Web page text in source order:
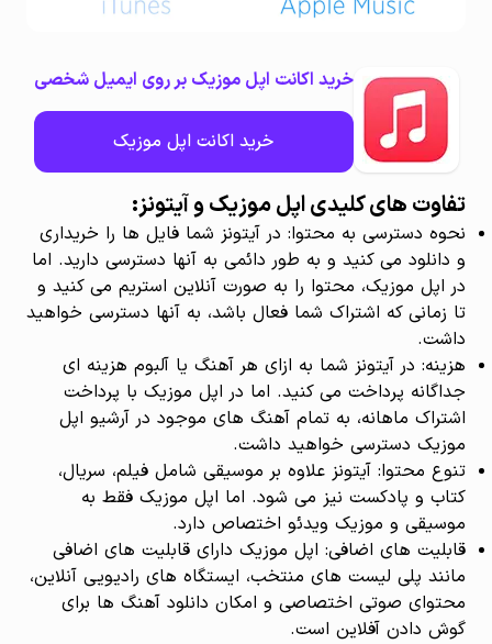
خرید اکانت اپل موزیک بر روی ایمیل شخصی
خرید اکانت اپل موزیک
تفاوت های کلیدی اپل موزیک و آیتونز:
نحوه دسترسی به محتوا: در آیتونز شما فایل ها را خریداری
و دانلود می کنید و به طور دائمی به آنها دسترسی دارید. اما
در اپل موزیک، محتوا را به صورت آنلاین استریم می کنید و
تا زمانی که اشتراک شما فعال باشد، به آنها دسترسی خواهید
داشت.
هزینه: در آیتونز شما به ازای هر آهنگ یا آلبوم هزینه ای
جداگانه پرداخت می کنید. اما در اپل موزیک با پرداخت
اشتراک ماهانه، به تمام آهنگ های موجود در آرشیو اپل
موزیک دسترسی خواهید داشت.
تنوع محتوا: آیتونز علاوه بر موسیقی شامل فیلم، سریال،
کتاب و پادکست نیز می شود. اما اپل موزیک فقط به
موسیقی و موزیک ویدئو اختصاص دارد.
قابلیت های اضافی: اپل موزیک دارای قابلیت های اضافی
مانند پلی لیست های منتخب، ایستگاه های رادیویی آنلاین،
محتوای صوتی اختصاصی و امکان دانلود آهنگ ها برای
گوش دادن آفلاین است.